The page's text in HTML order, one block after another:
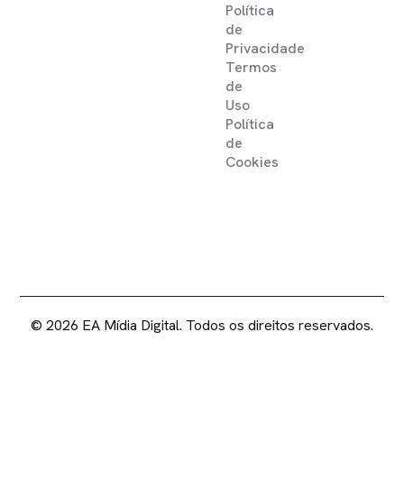
Política
de
Privacidade
Termos
de
Uso
Política
de
Cookies
© 2026 EA Mídia Digital. Todos os direitos reservados.